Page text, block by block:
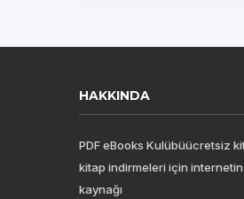
HAKKINDA
PDF eBooks Kulübüücretsiz
kitap indirmeleri için internetin
kaynağı